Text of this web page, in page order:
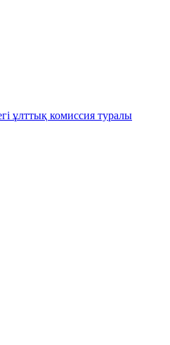
ұлттық комиссия туралы